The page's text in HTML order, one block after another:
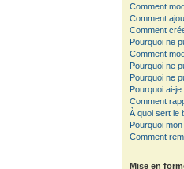
Comment
Comment
Comment
Pourquoi ne
Comment
Pourquoi ne
Pourquoi ne
Pourquoi ai-
Comment
À quoi sert le
Pourquoi
Comment
Mise en